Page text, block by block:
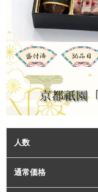
人数
通常価格